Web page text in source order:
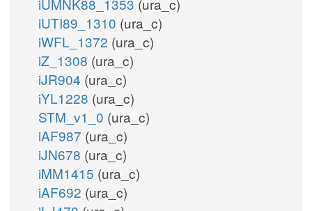
iUTI89_1310 (ura_c)
iWFL_1372 (ura_c)
iZ_1308 (ura_c)
iJR904 (ura_c)
iYL1228 (ura_c)
STM_v1_0 (ura_c)
iAF987 (ura_c)
iJN678 (ura_c)
iMM1415 (ura_c)
iAF692 (ura_c)